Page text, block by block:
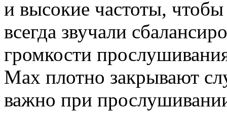
и высокие частоты,
всегда звучали
громкости
Max плотно закрывают
важно при